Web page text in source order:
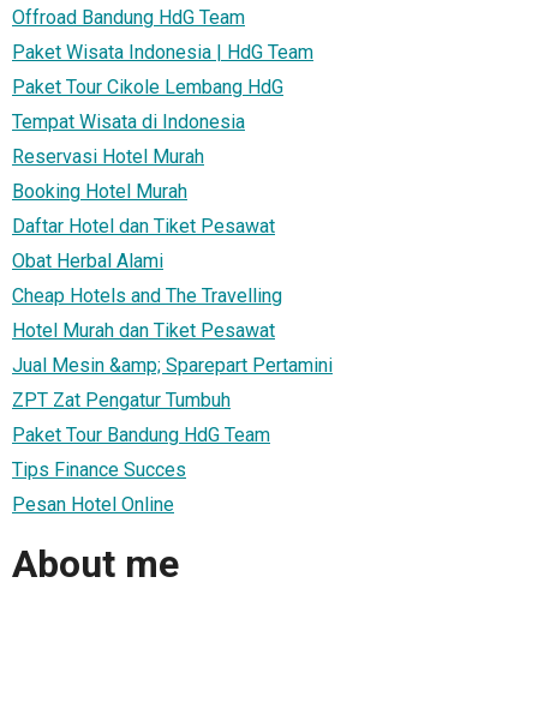
Offroad Bandung HdG Team
Paket Wisata Indonesia | HdG Team
Paket Tour Cikole Lembang HdG
Tempat Wisata di Indonesia
Reservasi Hotel Murah
Booking Hotel Murah
Daftar Hotel dan Tiket Pesawat
Obat Herbal Alami
Cheap Hotels and The Travelling
Hotel Murah dan Tiket Pesawat
Jual Mesin &amp; Sparepart Pertamini
ZPT Zat Pengatur Tumbuh
Paket Tour Bandung HdG Team
Tips Finance Succes
Pesan Hotel Online
About me